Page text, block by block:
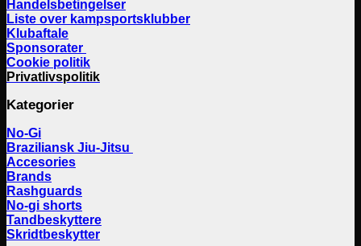
Handelsbetingelser
Liste over kampsportsklubber
Klubaftale
Sponsorater
Cookie politik
Privatlivspolitik
Kategorier
No-Gi
Braziliansk Jiu-Jitsu
Accesories
Brands
Rashguards
No-gi shorts
Tandbeskyttere
Skridtbeskytter